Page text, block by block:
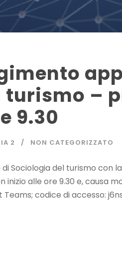
turismo –
9.30
2 NON CATEGORIZZATO
Sociologia del turismo con
alle ore 9.30 e, causa
codice di accesso: